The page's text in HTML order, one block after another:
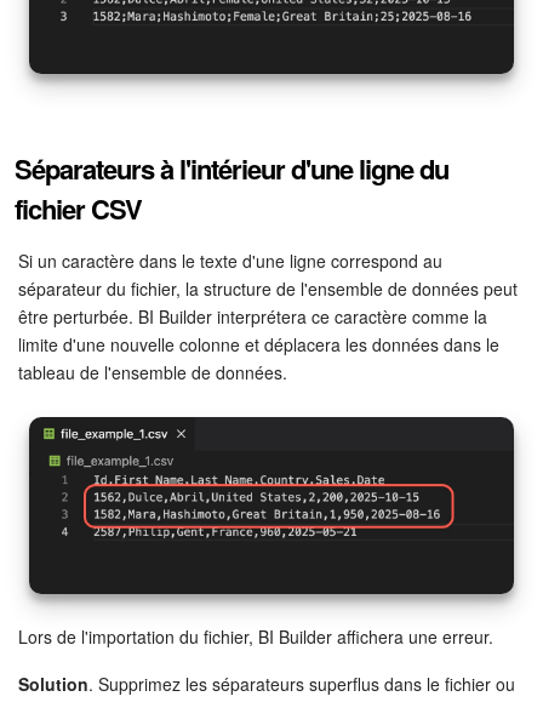
CONNEXION
Séparateurs à l'intérieur d'une ligne du
fichier CSV
Si un caractère dans le texte d'une ligne correspond au
séparateur du fichier, la structure de l'ensemble de données peut
être perturbée. BI Builder interprétera ce caractère comme la
limite d'une nouvelle colonne et déplacera les données dans le
tableau de l'ensemble de données.
Lors de l'importation du fichier, BI Builder affichera une erreur.
Solution. Supprimez les séparateurs superflus dans le fichier ou